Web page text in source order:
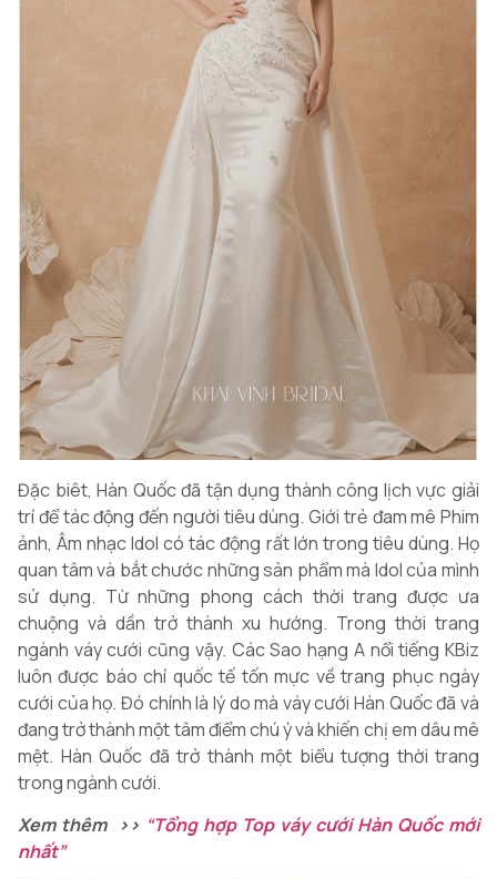
Đặc biêt, Hàn Quốc đã tận dụng thành công lịch vực giải
trí để tác động đến người tiêu dùng. Giới trẻ đam mê Phim
ảnh, Âm nhạc Idol có tác động rất lớn trong tiêu dùng. Họ
quan tâm và bắt chước những sản phẩm mà Idol của mình
sử dụng. Từ những phong cách thời trang được ưa
chuộng và dần trở thành xu hướng. Trong thời trang
ngành váy cưới cũng vậy. Các Sao hạng A nổi tiếng KBiz
luôn được báo chí quốc tế tốn mực về trang phục ngày
cưới của họ. Đó chính là lý do mà váy cưới Hàn Quốc đã và
đang trở thành một tâm điểm chú ý và khiến chị em dâu mê
mệt. Hàn Quốc đã trở thành một biểu tượng thời trang
trong ngành cưới.
Xem thêm >> “Tổng hợp Top váy cưới Hàn Quốc mới
nhất”